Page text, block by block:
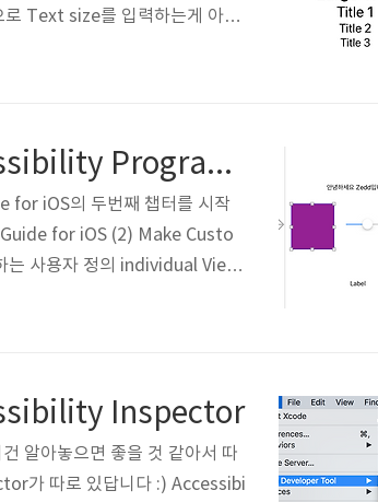
Text size를 입력하는게 아니
법 text에 font크기를 지정할
iOS ) Accessibility(접근성) - Accessibility Programming Guide for iOS (2)
iOS의 두번째 챕터를 시작
for iOS (2) Make Custo
는 사용자 정의 individual View
View는 사용자가 상호 작용
Inspector
알아놓으면 좋을 것 같아서 따
가 따로 있답니다 :) Accessibi